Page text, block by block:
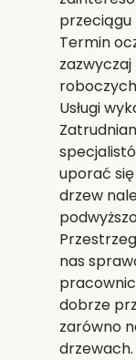
przeciągu
Termin
Usługi
uporać
drzew
nas
dobrze
zarówno
drzewach.